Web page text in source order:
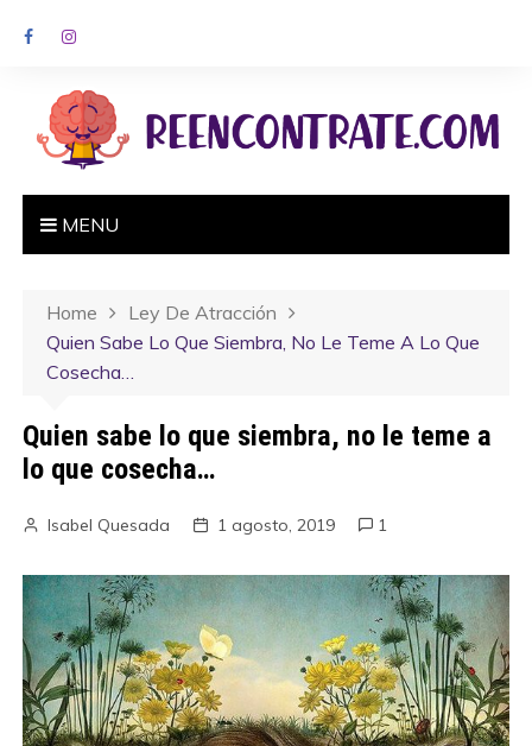
MENU
Home
Ley De Atracción
Quien Sabe Lo Que Siembra, No Le Teme A Lo Que
Cosecha…
Quien sabe lo que siembra, no le teme a
lo que cosecha…
Isabel Quesada 1 agosto, 2019 1